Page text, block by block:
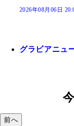
2026年08月06日
グラビアニュ
前へ